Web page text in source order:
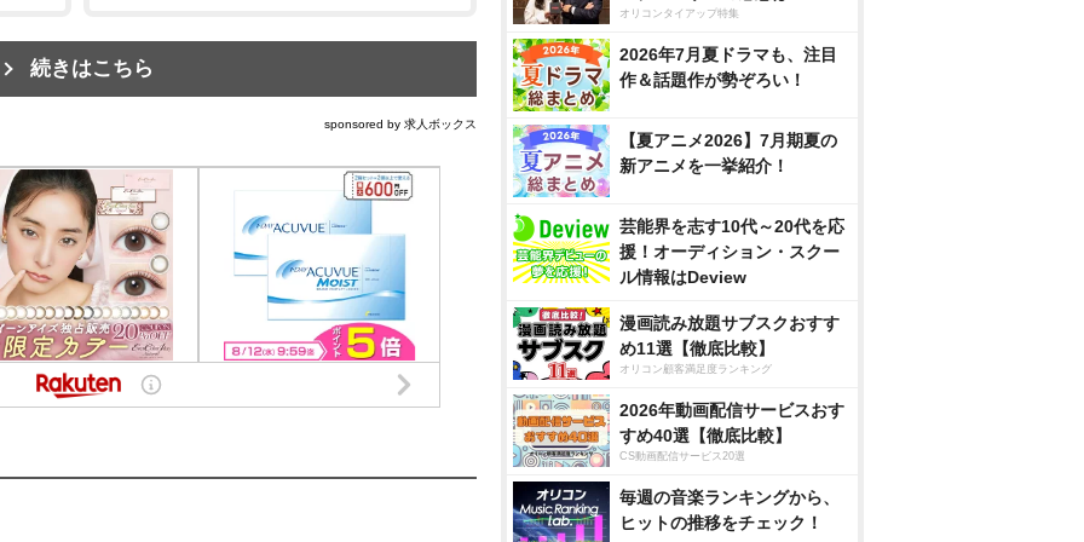
続きはこちら
sponsored by 求人ボックス
オリコンタイアップ特集
2026年7月夏ドラマも、注目
作＆話題作が勢ぞろい！
【夏アニメ2026】7月期夏の
新アニメを一挙紹介！
芸能界を志す10代～20代を応
援！オーディション・スクー
ル情報はDeview
漫画読み放題サブスクおすす
め11選【徹底比較】
オリコン顧客満足度ランキング
2026年動画配信サービスおす
すめ40選【徹底比較】
CS動画配信サービス20選
毎週の音楽ランキングから、
ヒットの推移をチェック！